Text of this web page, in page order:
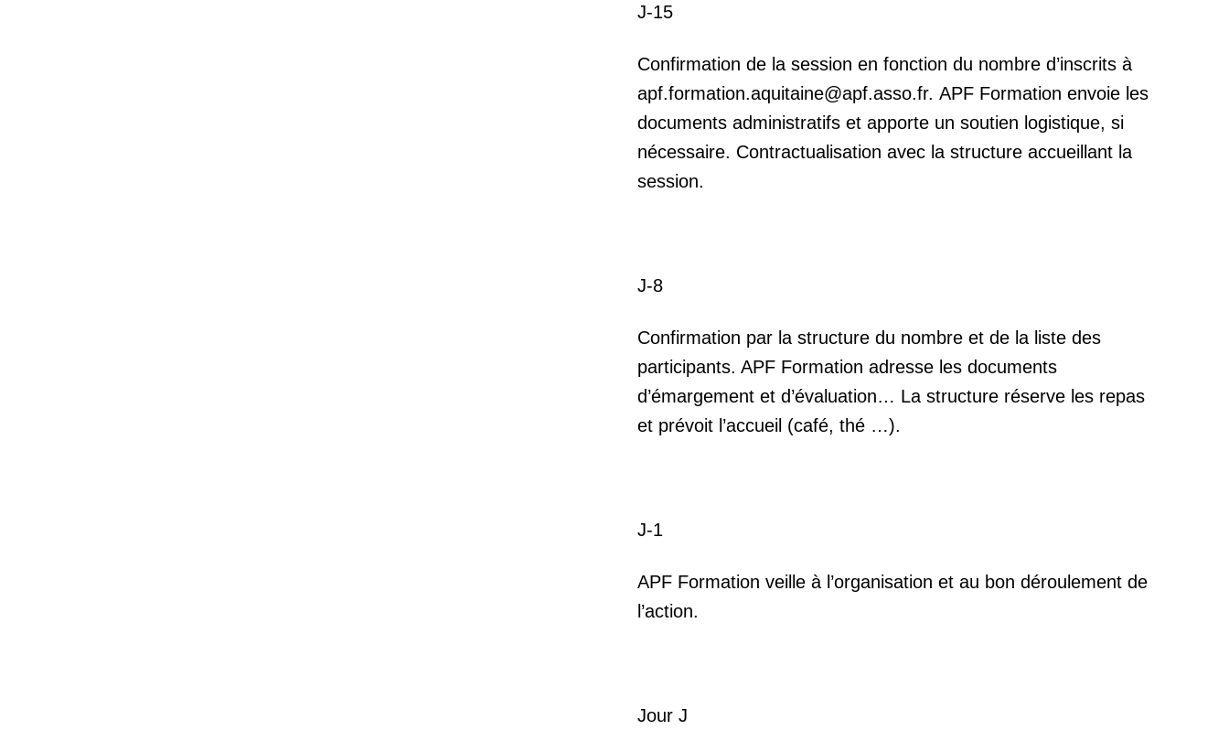
J-15
Confirmation de la session en fonction du nombre d’inscrits à
apf.formation.aquitaine@apf.asso.fr. APF Formation envoie les
documents administratifs et apporte un soutien logistique, si
nécessaire. Contractualisation avec la structure accueillant la
session.
J-8
Confirmation par la structure du nombre et de la liste des
participants. APF Formation adresse les documents
d’émargement et d’évaluation… La structure réserve les repas
et prévoit l’accueil (café, thé …).
J-1
APF Formation veille à l’organisation et au bon déroulement de
l’action.
Jour J